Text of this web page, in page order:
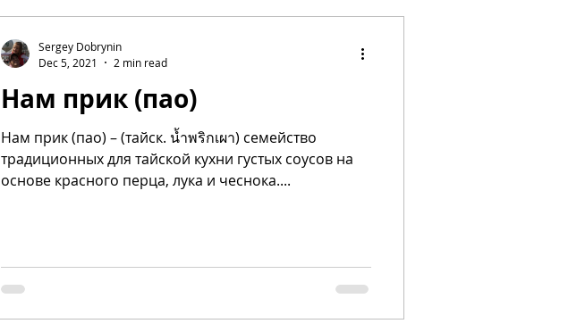
Нам прик (пао)
Нам прик (пао) – (тайск. น้ำพริกเผา) семейство
традиционных для тайской кухни густых соусов на
основе красного перца, лука и чеснока....
Sergey Dobrynin
Dec 5, 2021
2 min read